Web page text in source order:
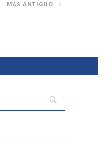
MÁS ANTIGUO